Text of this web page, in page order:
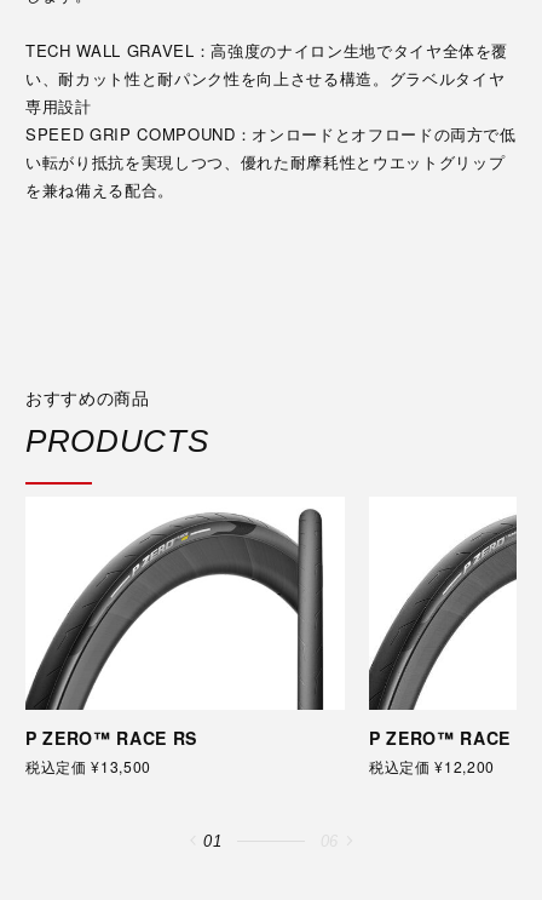
TECH WALL GRAVEL：高強度のナイロン生地でタイヤ全体を覆
い、耐カット性と耐パンク性を向上させる構造。グラベルタイヤ
専用設計
SPEED GRIP COMPOUND：オンロードとオフロードの両方で低
い転がり抵抗を実現しつつ、優れた耐摩耗性とウエットグリップ
を兼ね備える配合。
おすすめの商品
PRODUCTS
P ZERO™ RACE RS
税込定価 ¥13,500
P ZERO™ RACE
税込定価 ¥12,200
01